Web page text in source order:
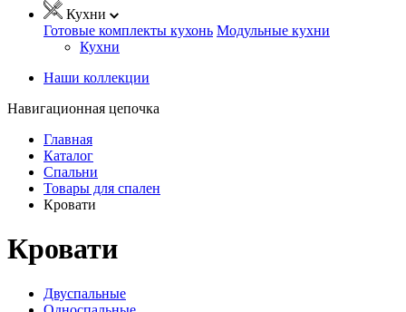
Кухни
Готовые комплекты кухонь Модульные кухни
Кухни
Наши коллекции
Навигационная цепочка
Главная
Каталог
Спальни
Товары для спален
Кровати
Кровати
Двуспальные